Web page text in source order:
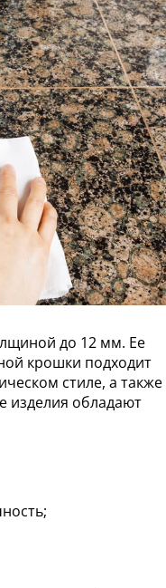
до 12 мм. Ее
крошки подходит
стиле, а также
изделия обладают